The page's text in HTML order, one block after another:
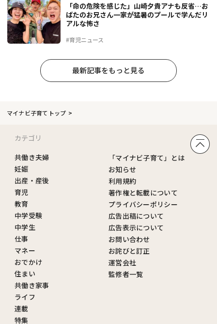
#育児ニュース
「命の危険を感じた」山崎夕貴アナも反省…お
ばたのお兄さん一家が猛暑のプールで学んだリ
アルな怖さ
最新記事をもっと見る
マイナビ子育てトップ
カテゴリ
共働き夫婦
妊娠
出産・産後
育児
教育
中学受験
中学生
仕事
マネー
おでかけ
住まい
共働き家事
ライフ
連載
特集
「マイナビ子育て」とは
お知らせ
利用規約
著作権と転載について
プライバシーポリシー
広告出稿について
広告表示について
お問い合わせ
お詫びと訂正
運営会社
監修者一覧